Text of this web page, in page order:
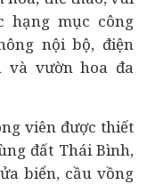
hạng mục công
nội bộ, điện
và vườn hoa đa
viên được thiết
đất Thái Bình,
biển, cầu vồng